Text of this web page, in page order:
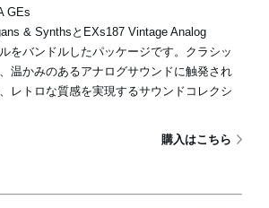
GEs
& SynthsとEXs187 Vintage Analog
をバンドルしたパッケージです。クラシッ
温かみのあるアナログサウンドに触発され
レトロな質感を実現するサウンドコレクシ
購入はこちら